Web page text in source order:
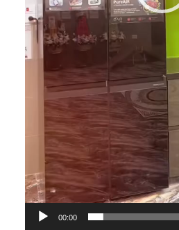
00:00